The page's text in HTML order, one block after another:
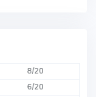
8/20
6/20